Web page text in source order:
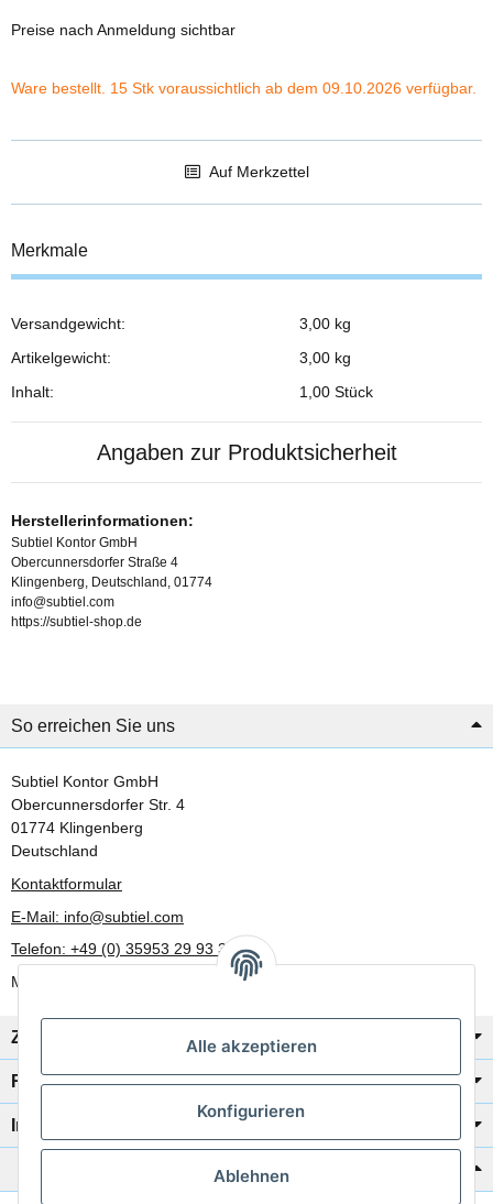
Alle akzeptieren
Konfigurieren
Ablehnen
Preise nach Anmeldung sichtbar
Ware bestellt. 15 Stk voraussichtlich ab dem 09.10.2026 verfügbar.
Auf Merkzettel
Merkmale
Produkteigenschaft
Wert
Versandgewicht:
3,00 kg
Artikelgewicht:
3,00 kg
Inhalt:
1,00 Stück
Angaben zur Produktsicherheit
Herstellerinformationen:
Subtiel Kontor GmbH
Obercunnersdorfer Straße 4
Klingenberg, Deutschland, 01774
info@subtiel.com
https://subtiel-shop.de
So erreichen Sie uns
Subtiel Kontor GmbH
Obercunnersdorfer Str. 4
01774 Klingenberg
Deutschland
Kontaktformular
E-Mail: info@subtiel.com
Telefon: +49 (0) 35953 29 93 30
Mo-Fr: 8:00 Uhr - 17:00 Uhr
Zahlung/Versand
Rechtliches
Informationen
Katalog zur Hand?